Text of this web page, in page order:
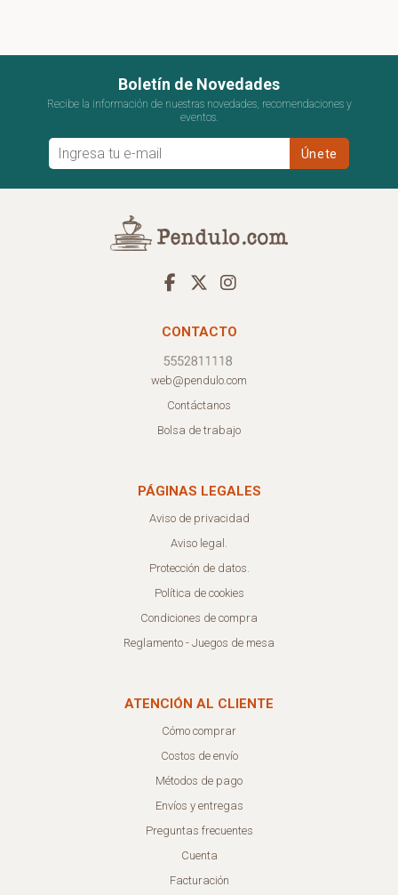
Boletín de Novedades
Recibe la información de nuestras novedades, recomendaciones y
eventos.
CONTACTO
web@pendulo.com
Contáctanos
Bolsa de trabajo
PÁGINAS LEGALES
Aviso de privacidad
Aviso legal.
Protección de datos.
Política de cookies
Condiciones de compra
Reglamento - Juegos de mesa
ATENCIÓN AL CLIENTE
Cómo comprar
Costos de envío
Métodos de pago
Envíos y entregas
Preguntas frecuentes
Cuenta
Facturación